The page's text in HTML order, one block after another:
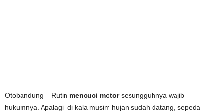
Otobandung – Rutin mencuci motorsesungguhnya wajib
hukumnya. Apalagi di kala musim hujan sudah datang, sepeda